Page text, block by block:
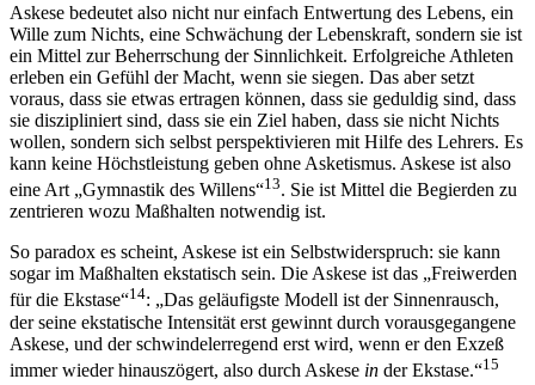
Askese bedeutet also nicht nur einfach Entwertung des Lebens, ein
Wille zum Nichts, eine Schwächung der Lebenskraft, sondern sie ist
ein Mittel zur Beherrschung der Sinnlichkeit. Erfolgreiche Athleten
erleben ein Gefühl der Macht, wenn sie siegen. Das aber setzt
voraus, dass sie etwas ertragen können, dass sie geduldig sind, dass
sie diszipliniert sind, dass sie ein Ziel haben, dass sie nicht Nichts
wollen, sondern sich selbst perspektivieren mit Hilfe des Lehrers. Es
kann keine Höchstleistung geben ohne Asketismus. Askese ist also
eine Art „Gymnastik des Willens“13. Sie ist Mittel die Begierden zu
zentrieren wozu Maßhalten notwendig ist.
So paradox es scheint, Askese ist ein Selbstwiderspruch: sie kann
sogar im Maßhalten ekstatisch sein. Die Askese ist das „Freiwerden
für die Ekstase“14: „Das geläufigste Modell ist der Sinnenrausch,
der seine ekstatische Intensität erst gewinnt durch vorausgegangene
Askese, und der schwindelerregend erst wird, wenn er den Exzeß
immer wieder hinauszögert, also durch Askese in der Ekstase.“15